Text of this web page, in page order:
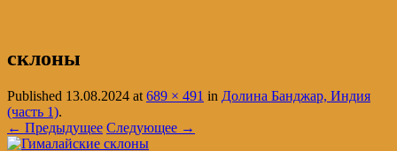
склоны
Published 13.08.2024 at 689 × 491 in Долина Банджар, Индия
(часть 1).
← Предыдущее Следующее →